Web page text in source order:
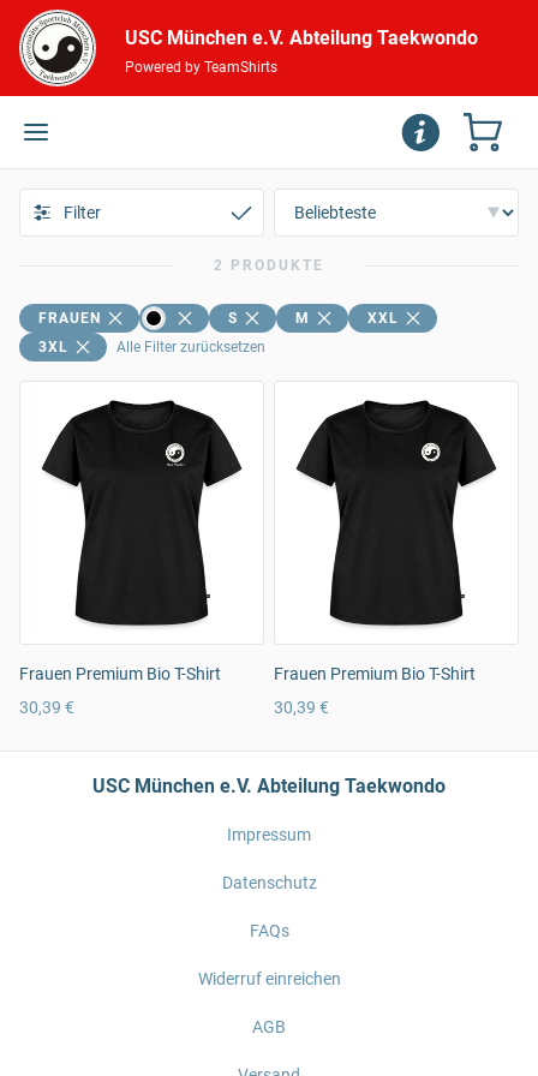
USC München e.V. Abteilung Taekwondo
Powered by TeamShirts
Filter
2 PRODUKTE
FRAUEN S M
XXL
3XL
Alle Filter zurücksetzen
Frauen Premium Bio T-Shirt
30,39 €
Frauen Premium Bio T-Shirt
30,39 €
USC München e.V. Abteilung Taekwondo
Impressum
Datenschutz
FAQs
Widerruf einreichen
AGB